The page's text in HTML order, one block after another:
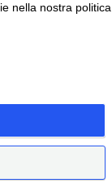
nella nostra politica